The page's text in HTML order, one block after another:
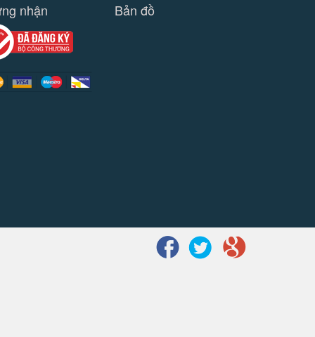
nhận Bản đồ